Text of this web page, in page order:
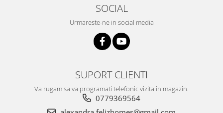
SOCIAL
Urmareste-ne in social media
SUPORT CLIENTI
Va rugam sa va programati telefonic vizita in magazin.
0779369564